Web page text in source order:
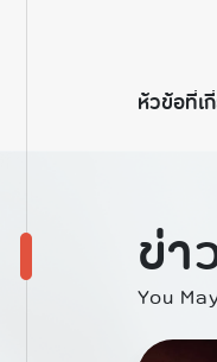
ห้วข้อที่เ
ข่า
You